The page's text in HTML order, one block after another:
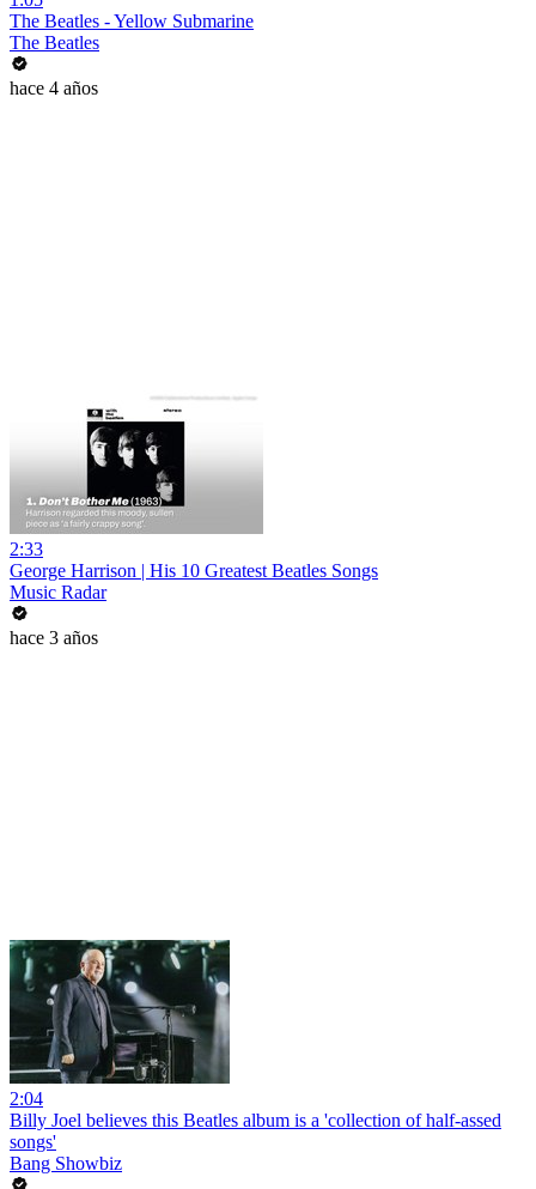
The Beatles - Yellow Submarine
The Beatles
hace 4 años
2:33
George Harrison | His 10 Greatest Beatles Songs
Music Radar
hace 3 años
2:04
Billy Joel believes this Beatles album is a 'collection of half-assed
songs'
Bang Showbiz